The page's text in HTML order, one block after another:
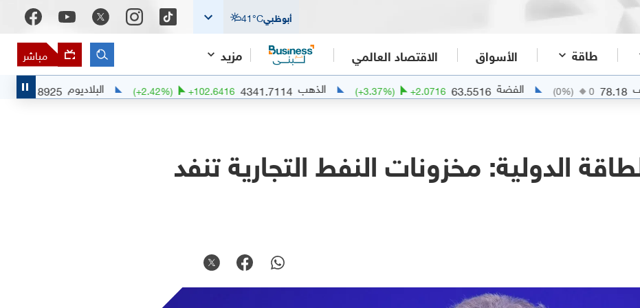
أبوظبي 41°C
طاقة الأسواق الاقتصاد العالمي مزيد مباشر
0
(0%) الفضة 63.5516
+ 2.0716
(+ 3.37%) الذهب 4341.7114
+102.6416
(+ 2.42%) البلاديوم 1377.8925
6.9959
الدولية: مخزونات النفط التجارية تنفد